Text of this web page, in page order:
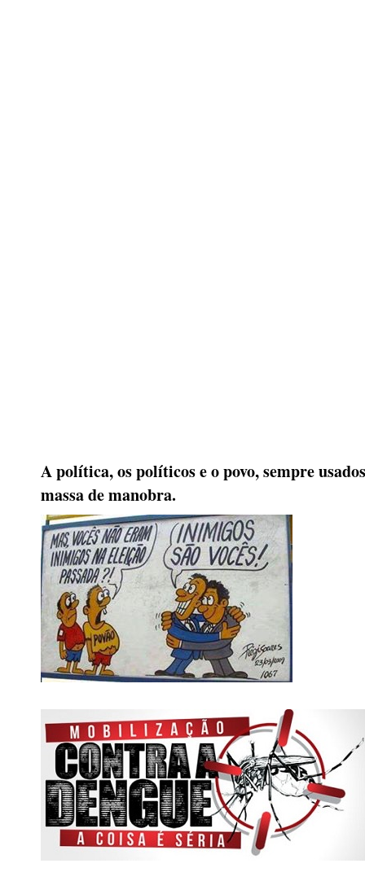
A política, os políticos e o povo, sempre
massa de manobra.